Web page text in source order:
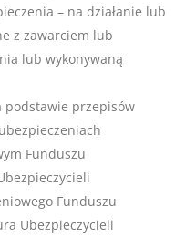
– na działanie lub
z zawarciem lub
lub wykonywaną
podstawie przepisów
Funduszu
Funduszu
Ubezpieczycieli